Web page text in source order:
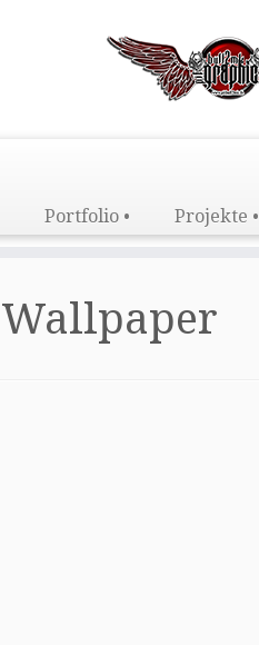
Portfolio • Projekte •
Wallpaper